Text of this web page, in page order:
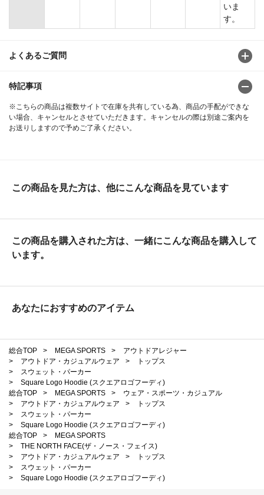
よくあるご質問
特記事項
※こちらの商品は複数サイトで在庫を共有している為、商品の手配ができな
い場合、キャンセルとさせていただきます。キャンセルの際は別途ご案内を
お送りしますので予めご了承ください。
いま
す。
この商品を見た方は、他にこんな商品を見ています
この商品を購入された方は、一緒にこんな商品を購入して
います。
あなたにおすすめのアイテム
総合TOP > MEGA SPORTS >
アウトドアレジャー
>
アウトドア・カジュアルウェア >
トップス
>
スウェット・パーカー
>
Square Logo Hoodie (スクエアロゴフーディ)
総合TOP
> MEGA SPORTS >
ウェア・スポーツ・カジュアル
>
アウトドア・カジュアルウェア >
トップス
>
スウェット・パーカー
>
Square Logo Hoodie (スクエアロゴフーディ)
総合TOP
>
MEGA SPORTS
>
THE NORTH FACE(ザ・ノース・フェイス)
>
アウトドア・カジュアルウェア >
トップス
>
スウェット・パーカー
>
Square Logo Hoodie (スクエアロゴフーディ)